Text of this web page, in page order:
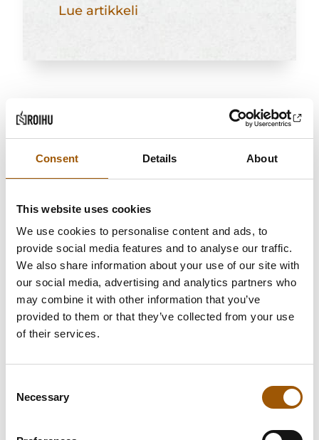
Consent Details About
This website uses cookies
We use cookies to personalise content and ads, to
provide social media features and to analyse our traffic.
We also share information about your use of our site with
our social media, advertising and analytics partners who
may combine it with other information that you’ve
provided to them or that they’ve collected from your use
of their services.
Selection
Necessary
Lue artikkeli
Ada
Essi Lehtola
18.8.2023
Lue artikkeli
Essi
Lehtola
PERHEVARALLISUUSOIKEUS